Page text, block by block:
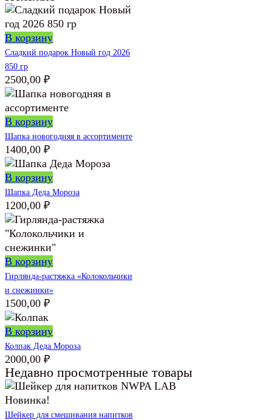
В корзину
Сладкий подарок Новый год 2026
850 гр
2500,00 ₽
В корзину
Шапка новогодняя в ассортименте
1400,00 ₽
В корзину
Шапка Деда Мороза
1200,00 ₽
В корзину
Гирлянда-растяжка «Колокольчики
и снежинки»
1500,00 ₽
В корзину
Колпак Деда Мороза
2000,00 ₽
Недавно просмотренные товары
Новинка!
Шейкер для смешивания напитков